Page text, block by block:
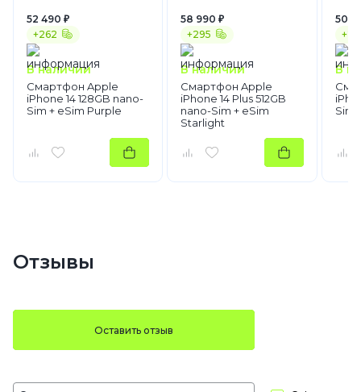
+262
52 490 ₽
В наличии
Смартфон Apple
iPhone 14 128GB nano-
Sim + eSim Purple
+295
58 990 ₽
В наличии
Смартфон Apple
iPhone 14 Plus 512GB
nano-Sim + eSim
Starlight
50
В
Sim
Отзывы
Оставить отзыв